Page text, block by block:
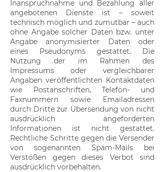
Inanspruchnahme und Bezahlung aller
angebotenen Dienste ist – soweit
technisch möglich und zumutbar – auch
ohne Angabe solcher Daten bzw. unter
Angabe anonymisierter Daten oder
eines Pseudonyms gestattet. Die
Nutzung der im Rahmen des
Impressums oder vergleichbarer
Angaben veröffentlichten Kontaktdaten
wie Postanschriften, Telefon- und
Faxnummern sowie Emailadressen
durch Dritte zur Übersendung von nicht
ausdrücklich angeforderten
Informationen ist nicht gestattet.
Rechtliche Schritte gegen die Versender
von sogenannten Spam-Mails bei
Verstößen gegen dieses Verbot sind
ausdrücklich vorbehalten.